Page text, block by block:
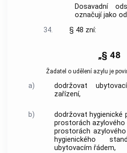
Dosavadní
označují jako
34.
§ 48 zní:
„§ 48
Žadatel o udělení azylu je
a)
dodržovat
zařízení,
b)
dodržovat hygienické
prostorách
prostorách
hygienického
ubytovacím řádem,